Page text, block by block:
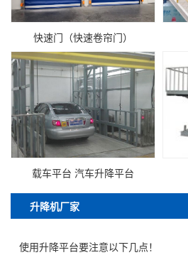
快速门（快速卷帘门）
载车平台 汽车升降平台
升降机厂家
使用升降平台要注意以下几点！